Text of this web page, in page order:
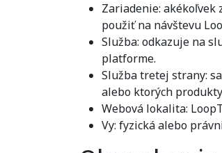
Zariadenie:
použiť na návštevu
Služba: odkazuje na
platforme.
Služba tretej strany:
alebo ktorých
Webová lokalita:
Vy: fyzická alebo